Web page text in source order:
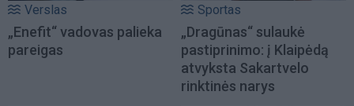
Verslas
„Enefit“ vadovas palieka
pareigas
Sportas
„Dragūnas“ sulaukė
pastiprinimo: į Klaipėdą
atvyksta Sakartvelo
rinktinės narys